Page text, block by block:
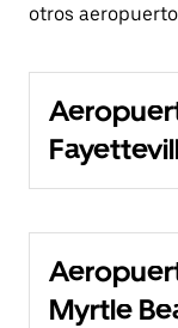
otros
Myrtle